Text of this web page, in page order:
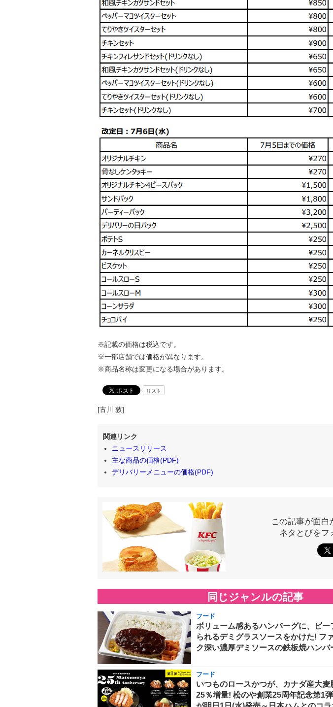
※記載の価格は税込です。
※一部店舗では価格が異なります。
※商品名称は変更になる場合があります。
リスト
[古川 敦]
関連リンク
ニュースリリース
主な商品の価格(PDF)
デリバリーメニューの価格(PDF)
この記事が面白
ネタとぴをフ
同じジャンルの記事
フード
ボリューム感あるハンバーグに、ビー
られるデミグラスソースをかけた! フ
ク深い濃厚デミソースの鉄板焼ハンバ
フード
いつものロースかつが、カナダ産大
25％増量! 松のや創業25周年記念第1